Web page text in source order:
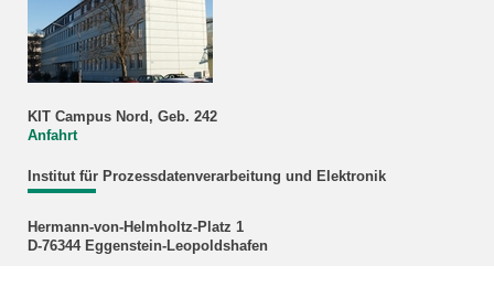
KIT Campus Nord, Geb. 242
Anfahrt
Institut für Prozessdatenverarbeitung und Elektronik
Hermann-von-Helmholtz-Platz 1
D-76344 Eggenstein-Leopoldshafen